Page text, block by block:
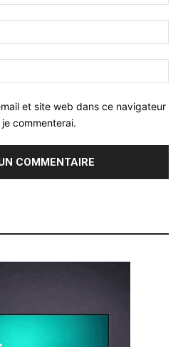
et site web dans ce navigateur
commenterai.